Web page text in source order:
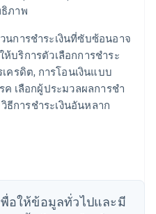
ภาพ
นการชำระเงินที่ซับซ้อนอาจ
ห้บริการตัวเลือกการชําระ
ครดิต, การโอนเงินแบบ
เลือกผู้ประมวลผลการชํา
ธีการชําระเงินอันหลาก
อให้ข้อมูลทั่วไปและมี
เทศจีน